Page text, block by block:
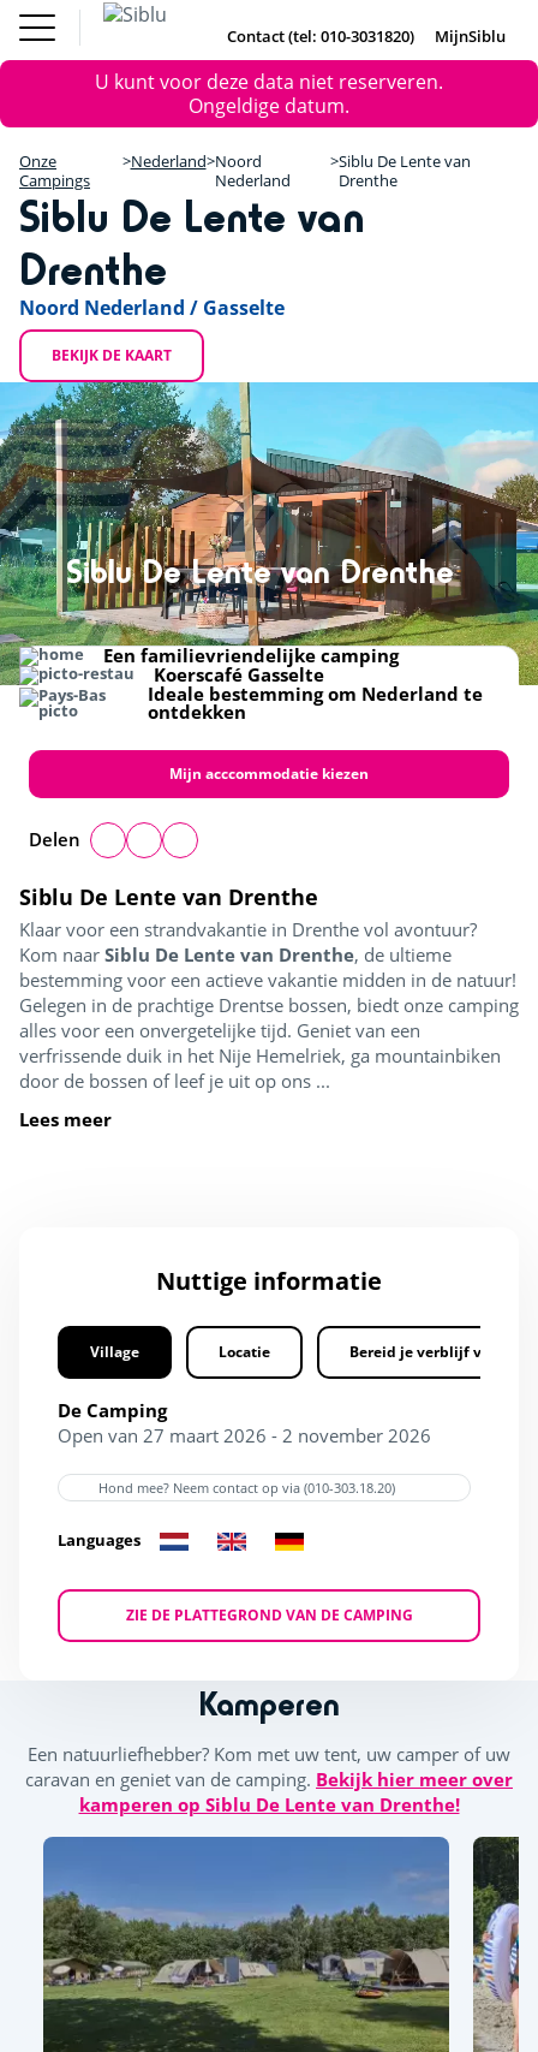
Overslaan
en
naar
gaan
Fun Pass
Parken)
Kopen
DE FR IE EN
Onze Campings
Vakantie Inspiratie
Aanbiedingen
Accommodaties / Kampeerplaatsen
Ontdek Siblu
Fun Pass (Franse Parken)
Chalet Kopen
DE
Contact (tel: 010-3031820) MijnSiblu
FoutmeldingU kunt voor deze data niet reserveren.
Ongeldige datum.
Onze
Campings
Nederland Noord
Nederland
Siblu De Lente van
Drenthe
Siblu De Lente van
Drenthe
Noord Nederland / Gasselte
BEKIJK DE KAART
−
Siblu De Lente van Drenthe
Strand
DX Adventure Park
Zwembad
Kids boulderhal
Restaurant
Gezelligheid
Siblu De Lente van Drenthe
Klaar voor een strandvakantie in Drenthe vol avontuur?
Kom naar Siblu De Lente van Drenthe, de ultieme
bestemming voor een actieve vakantie midden in de natuur!
Gelegen in de prachtige Drentse bossen, biedt onze camping
alles voor een onvergetelijke tijd. Geniet van een
verfrissende duik in het Nije Hemelriek, ga mountainbiken
door de bossen of leef je uit op ons ...
Lees meer
Een familievriendelijke camping
Koerscafé Gasselte
Ideale bestemming om Nederland te
ontdekken
Mijn acccommodatie kiezen
Delen
Nuttige informatie
Village Locatie Bereid je verblijf voor
De Camping
Open van 27 maart 2026 - 2 november 2026
Hond mee? Neem contact op via (010-303.18.20)
Languages
ZIE DE PLATTEGROND VAN DE CAMPING
Kamperen
Een natuurliefhebber? Kom met uw tent, uw camper of uw
caravan en geniet van de camping. Bekijk hier meer over
kamperen op Siblu De Lente van Drenthe!